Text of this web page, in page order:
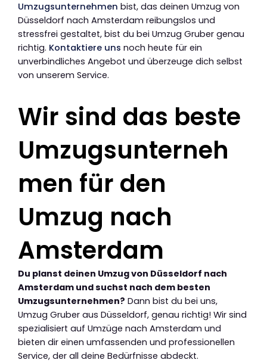
Umzugsunternehmen bist, das deinen Umzug von
Düsseldorf nach Amsterdam reibungslos und
stressfrei gestaltet, bist du bei Umzug Gruber genau
richtig. Kontaktiere uns noch heute für ein
unverbindliches Angebot und überzeuge dich selbst
von unserem Service.
Wir sind das beste
Umzugsunterneh
men für den
Umzug nach
Amsterdam
Du planst deinen Umzug von Düsseldorf nach
Amsterdam und suchst nach dem besten
Umzugsunternehmen? Dann bist du bei uns,
Umzug Gruber aus Düsseldorf, genau richtig! Wir sind
spezialisiert auf Umzüge nach Amsterdam und
bieten dir einen umfassenden und professionellen
Service, der all deine Bedürfnisse abdeckt.